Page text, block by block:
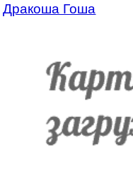
Дракоша Гоша